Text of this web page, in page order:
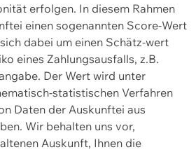
erfolgen. In diesem Rahmen
einen sogenannten Score-Wert
dabei um einen Schätz-wert
eines Zahlungsausfalls, z.B.
Der Wert wird unter
statistischen Verfahren
Daten der Auskunftei aus
Wir behalten uns vor,
Auskunft, Ihnen die